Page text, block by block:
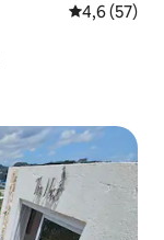
4,6 (57)